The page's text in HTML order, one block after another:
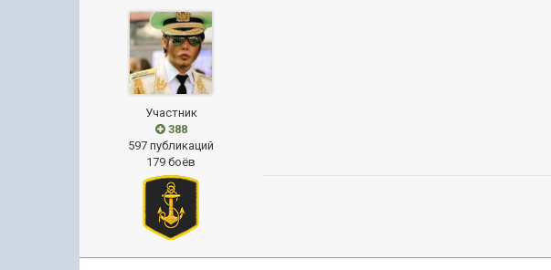
Участник
388
597 публикаций
179 боёв